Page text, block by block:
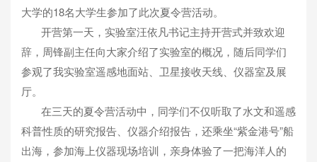
大学的18名大学生参加了此次夏令营活动。
开营第一天，实验室汪依凡书记主持开营式并致欢迎
辞，周锋副主任向大家介绍了实验室的概况，随后同学们
参观了我实验室遥感地面站、卫星接收天线、仪器室及展
厅。
在三天的夏令营活动中，同学们不仅听取了水文和遥感
科普性质的研究报告、仪器介绍报告，还乘坐“紫金港号”船
出海，参加海上仪器现场培训，亲身体验了一把海洋人的